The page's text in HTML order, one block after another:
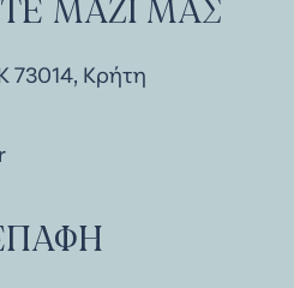
73014, Κρήτη